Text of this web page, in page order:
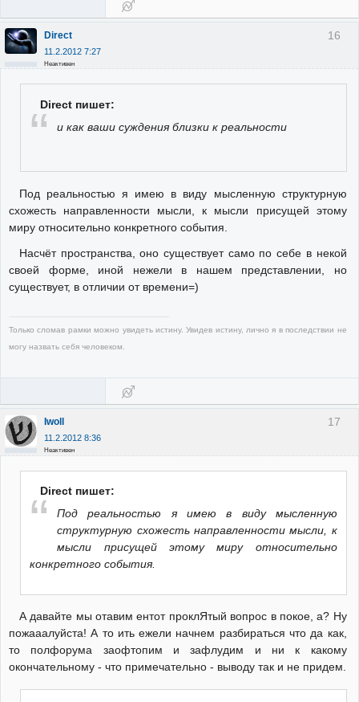
16
Direct
11.2.2012 7:27
Неактивен
Direct пишет:
и как ваши суждения близки к реальности
Под реальностью я имею в виду мысленную структурную
схожесть направленности мысли, к мысли присущей этому
миру относительно конкретного события.
Насчёт пространства, оно существует само по себе в некой
своей форме, иной нежели в нашем представлении, но
существует, в отличии от времени=)
Только сломав рамки можно увидеть истину. Увидев истину, лично я в последствии не
могу назвать себя человеком.
17
Iwoll
11.2.2012 8:36
Неактивен
Direct пишет:
Под реальностью я имею в виду мысленную
структурную схожесть направленности мысли, к
мысли присущей этому миру относительно
конкретного события.
А давайте мы отавим ентот проклЯтый вопрос в покое, а? Ну
пожааалуйста! А то ить ежели начнем разбираться что да как,
то полфорума заофтопим и зафлудим и ни к какому
окончательному - что примечательно - выводу так и не придем.